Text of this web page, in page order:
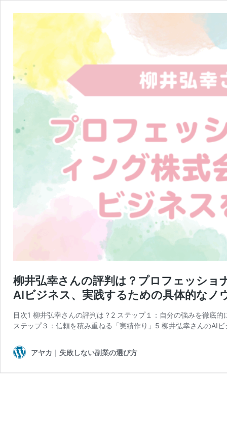
柳井弘幸さんの評判は？プロフェッショ
AIビジネス、実践するための具体的なノ
目次1 柳井弘幸さんの評判は？2 ステップ１：自分の強みを徹底
ステップ３：信頼を積み重ねる「実績作り」5 柳井弘幸さんのAI
アヤカ｜失敗しない副業の選び方